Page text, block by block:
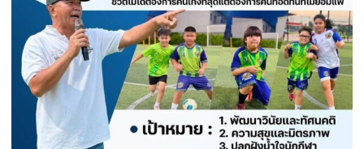
กลาง
วัน
ที่มา
พร้อม
ล็อบสเตอร์
ภูเก็ต
รส